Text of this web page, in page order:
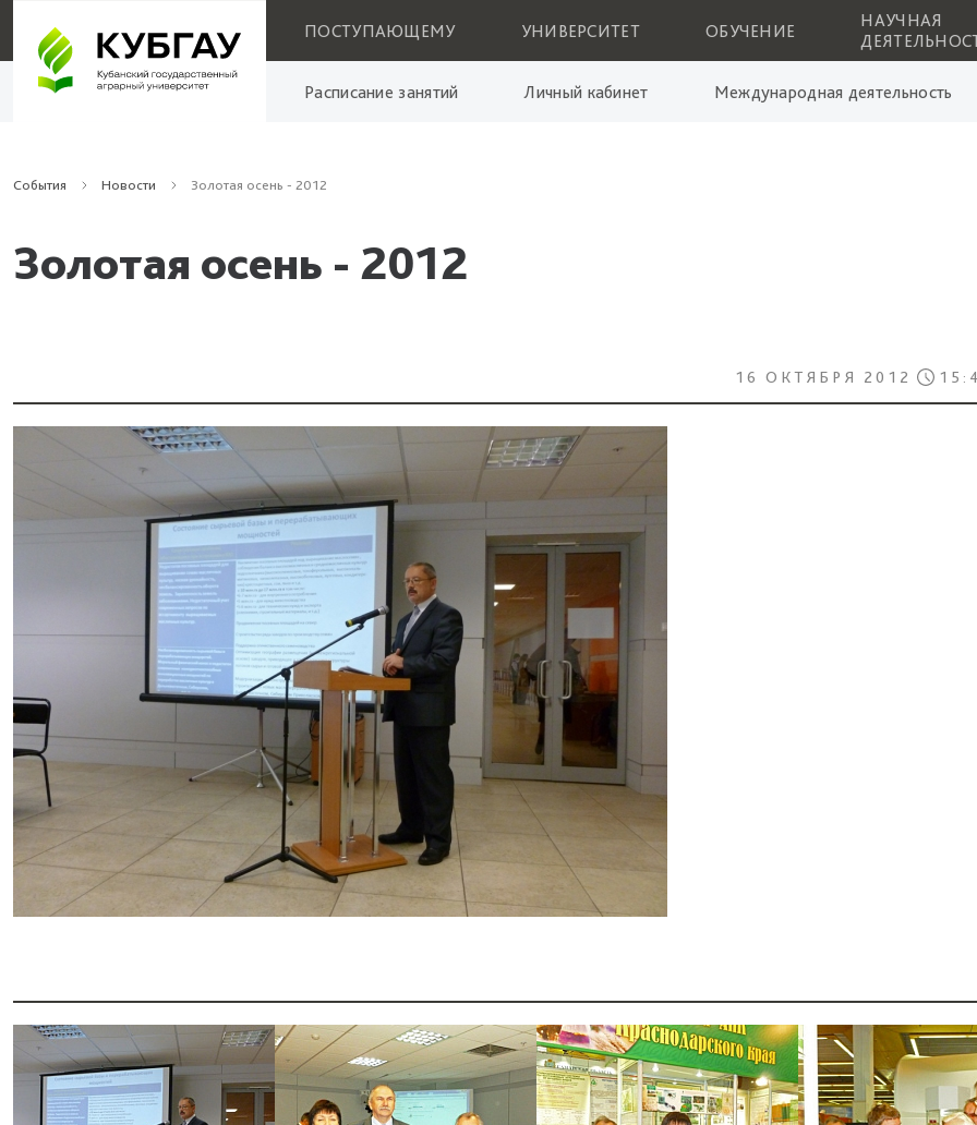
ПОСТУПАЮЩЕМУ УНИВЕРСИТЕТ ОБУЧЕНИЕ
НАУЧНАЯ
Расписание занятий Личный кабинет Международная деятельность
События Новости Золотая осень - 2012
Золотая осень - 2012
16 ОКТЯБРЯ 2012